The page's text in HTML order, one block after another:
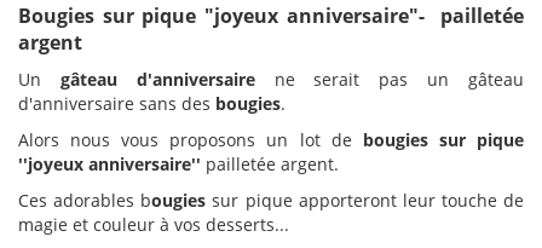
Bougies sur pique "joyeux anniversaire"- pailletée
argent
Un gâteau d'anniversairene serait pas un gâteau
d'anniversaire sans des bougies.
Alors nous vous proposons un lot de bougies sur pique
''joyeux anniversaire'' pailletée argent.
Ces adorables bougies sur pique apporteront leur touche de
magie et couleur à vos desserts...